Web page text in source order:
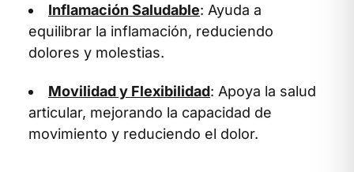
Inflamación Saludable: Ayuda a
equilibrar la inflamación, reduciendo
dolores y molestias.
Movilidad y Flexibilidad: Apoya la salud
articular, mejorando la capacidad de
movimiento y reduciendo el dolor.